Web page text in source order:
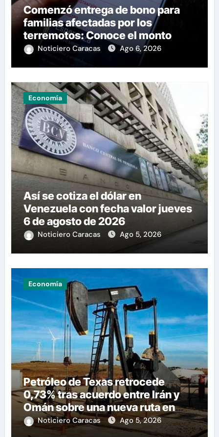
Comenzó entrega de bono para
familias afectadas por los
terremotos: Conoce el monto
Noticiero Caracas Ago 6, 2026
Economía
Así se cotiza el dólar en
Venezuela con fecha valor jueves
6 de agosto de 2026
Noticiero Caracas Ago 5, 2026
Economía
Petróleo de Texas retrocede
0,73% tras acuerdo entre Irán y
Omán sobre una nueva ruta en
Ormuz
Noticiero Caracas Ago 5, 2026